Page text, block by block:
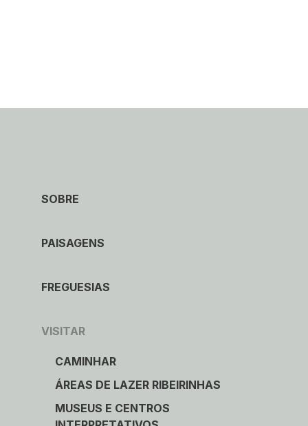
SOBRE
PAISAGENS
FREGUESIAS
VISITAR
CAMINHAR
ÁREAS DE LAZER RIBEIRINHAS
MUSEUS E CENTROS